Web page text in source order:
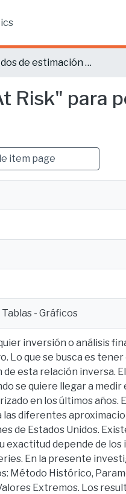
Métodos de estimación del "Value At Risk" para portafolios de inversiones con tres activos
Risk" para
item page
- Gráficos
inversión o análisis
Lo que se busca es
de esta relación inversa.
se quiere llegar a medir
en los últimos años.
diferentes
de Estados Unidos.
exactitud depende de
En la presente
Método Histórico,
Extremos. Los